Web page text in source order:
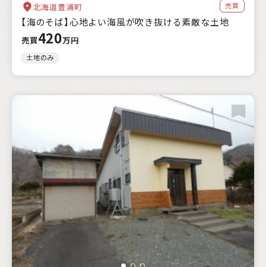
北海道豊浦町 売買
【海のそば】心地よい海風が吹き抜ける素敵な土地
売買420万円
土地のみ